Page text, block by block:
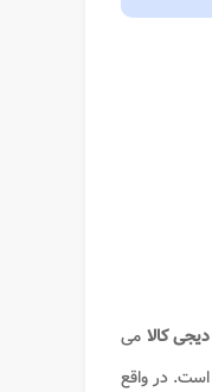
کالا می
در واقع